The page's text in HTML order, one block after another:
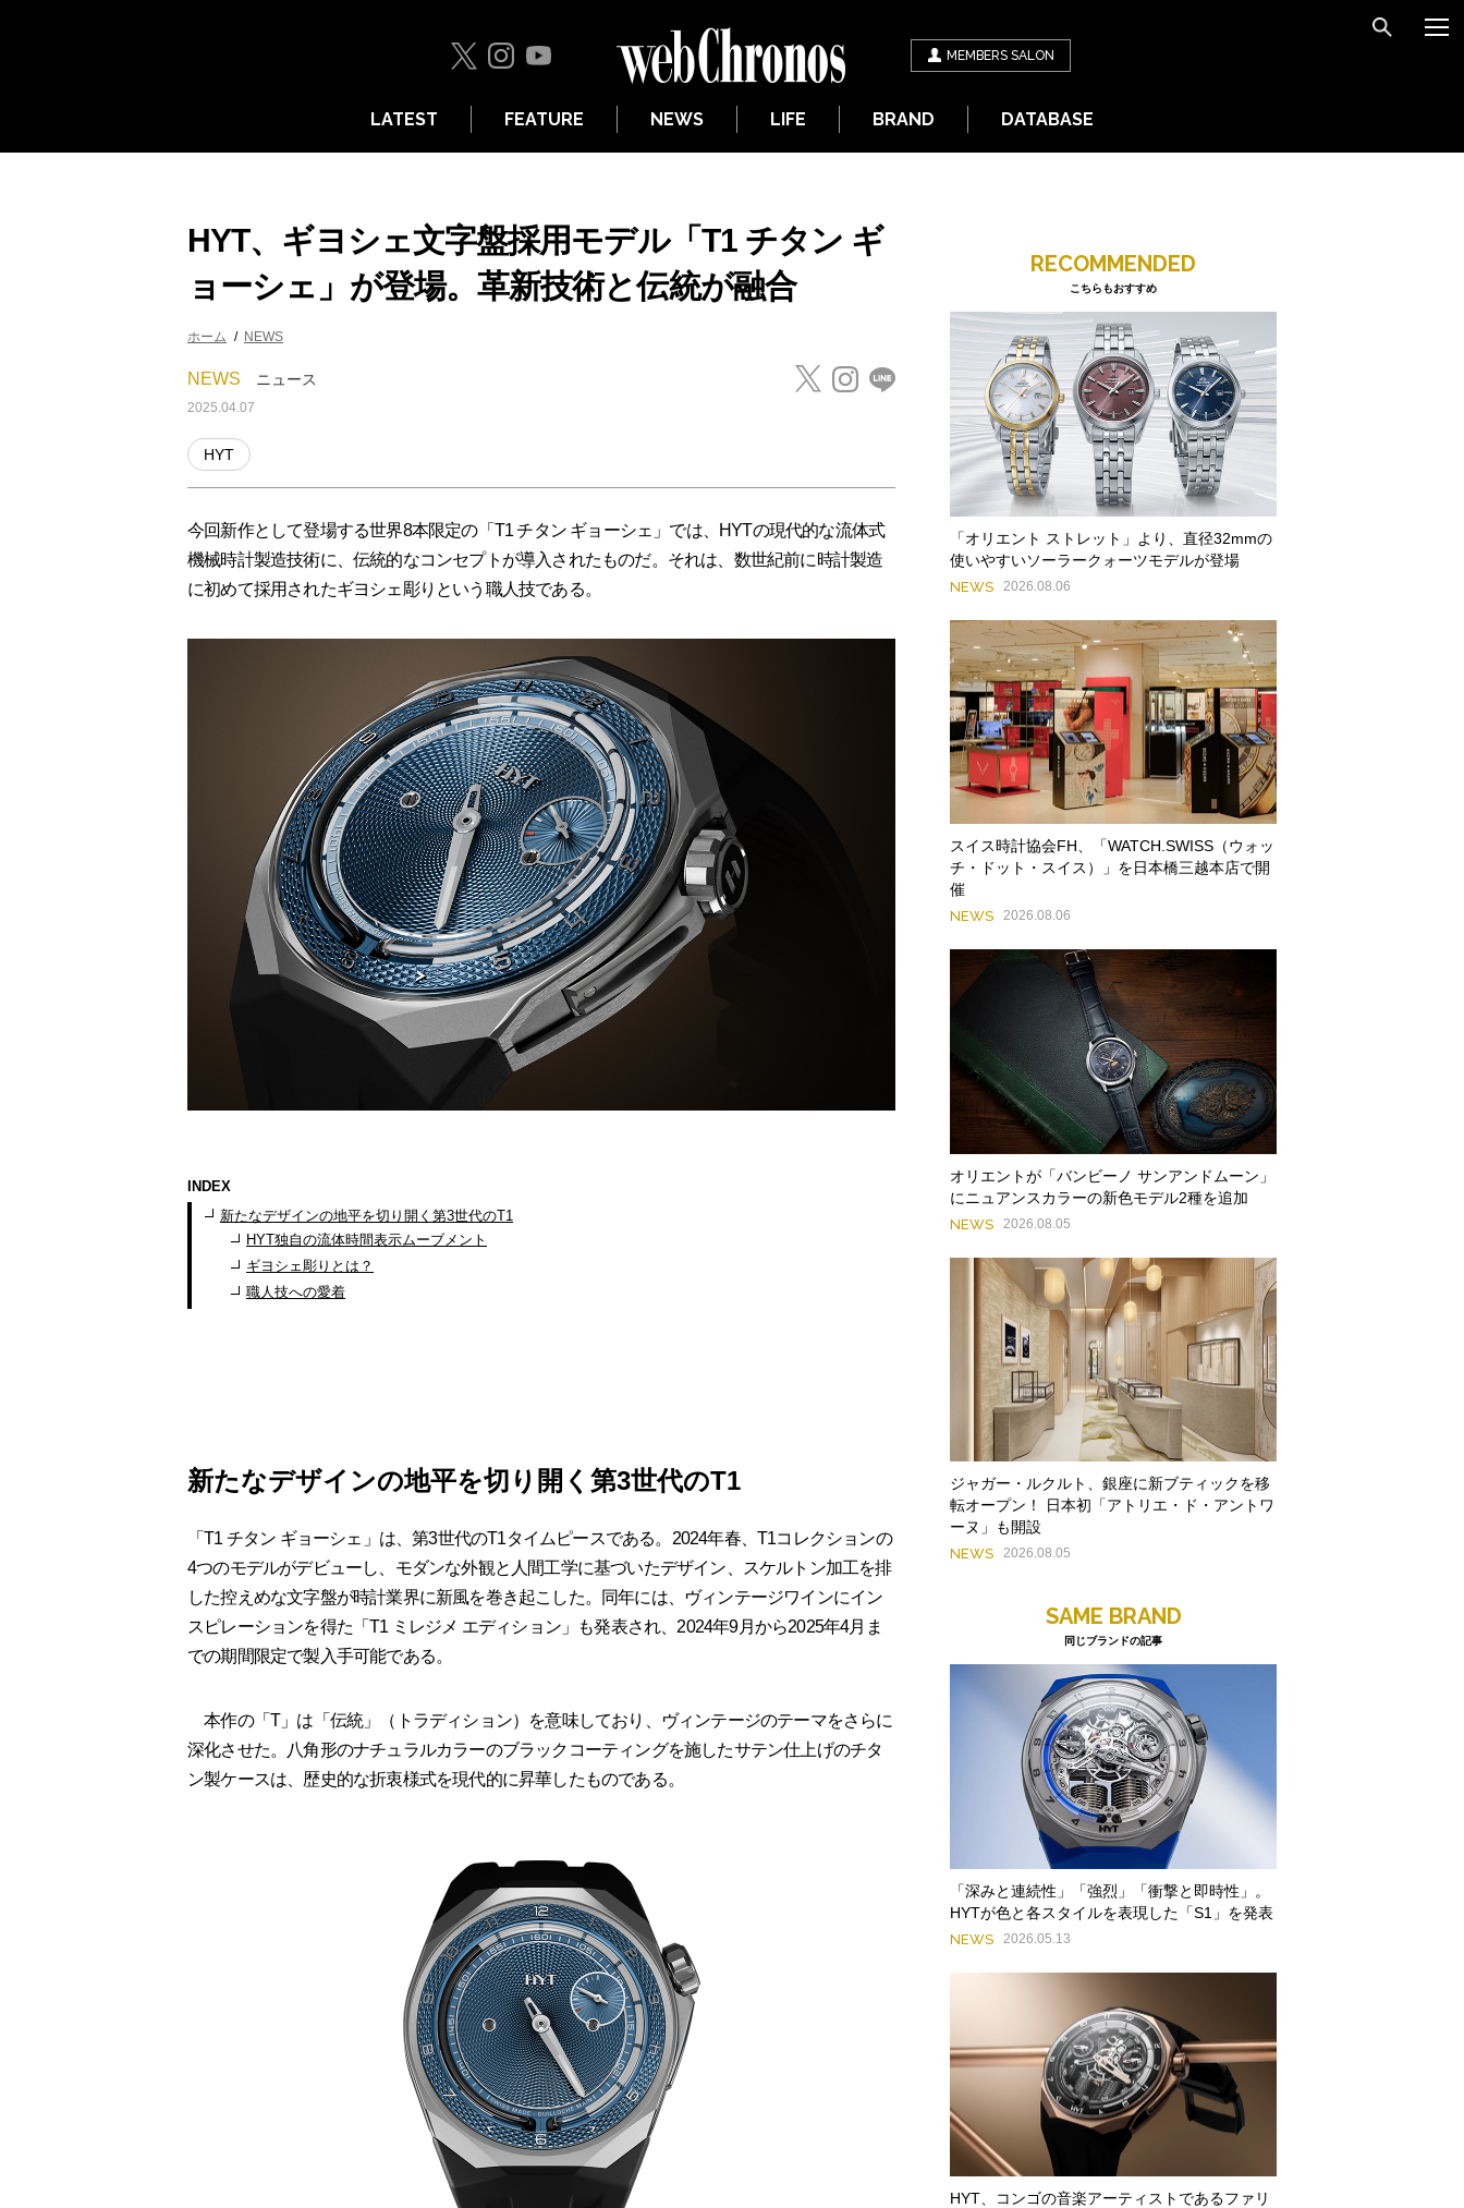
MEMBERS SALON
LATEST FEATURE NEWS LIFE BRAND DATABASE
HYT、ギヨシェ文字盤採用モデル「T1 チタン ギ
ョーシェ」が登場。革新技術と伝統が融合
ホーム NEWS
NEWS ニュース
2025.04.07
HYT
今回新作として登場する世界8本限定の「T1 チタン ギョーシェ」では、HYTの現代的な流体式
機械時計製造技術に、伝統的なコンセプトが導入されたものだ。それは、数世紀前に時計製造
に初めて採用されたギヨシェ彫りという職人技である。
INDEX
新たなデザインの地平を切り開く第3世代のT1
HYT独自の流体時間表示ムーブメント
ギヨシェ彫りとは？
職人技への愛着
新たなデザインの地平を切り開く第3世代のT1
「T1 チタン ギョーシェ」は、第3世代のT1タイムピースである。2024年春、T1コレクションの
4つのモデルがデビューし、モダンな外観と人間工学に基づいたデザイン、スケルトン加工を排
した控えめな文字盤が時計業界に新風を巻き起こした。同年には、ヴィンテージワインにイン
スピレーションを得た「T1 ミレジメ エディション」も発表され、2024年9月から2025年4月ま
での期間限定で製入手可能である。
本作の「T」は「伝統」（トラディション）を意味しており、ヴィンテージのテーマをさらに
深化させた。八角形のナチュラルカラーのブラックコーティングを施したサテン仕上げのチタ
ン製ケースは、歴史的な折衷様式を現代的に昇華したものである。
RECOMMENDED
こちらもおすすめ
「オリエント ストレット」より、直径32mmの
使いやすいソーラークォーツモデルが登場
NEWS 2026.08.06
スイス時計協会FH、「WATCH.SWISS（ウォッ
チ・ドット・スイス）」を日本橋三越本店で開
催
NEWS 2026.08.06
オリエントが「バンビーノ サンアンドムーン」
にニュアンスカラーの新色モデル2種を追加
NEWS 2026.08.05
ジャガー・ルクルト、銀座に新ブティックを移
転オープン！ 日本初「アトリエ・ド・アントワ
ーヌ」も開設
NEWS 2026.08.05
SAME BRAND
同じブランドの記事
「深みと連続性」「強烈」「衝撃と即時性」。
HYTが色と各スタイルを表現した「S1」を発表
NEWS 2026.05.13
HYT、コンゴの音楽アーティストであるファリ